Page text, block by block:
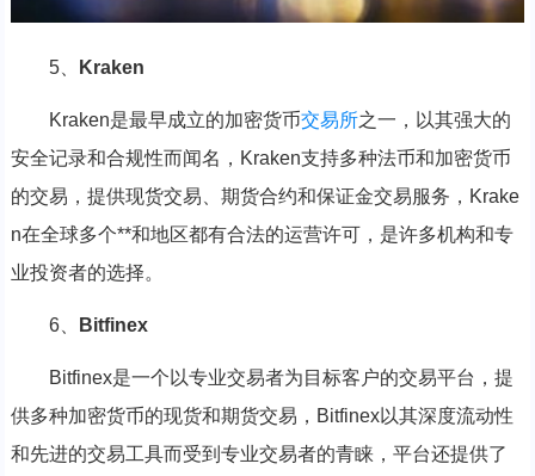
5、 Kraken
Kraken是最早成立的加密货币交易所之一，以其强大的
安全记录和合规性而闻名，Kraken支持多种法币和加密货币
的交易，提供现货交易、期货合约和保证金交易服务，Krake
n在全球多个**和地区都有合法的运营许可，是许多机构和专
业投资者的选择。
6、 Bitfinex
Bitfinex是一个以专业交易者为目标客户的交易平台，提
供多种加密货币的现货和期货交易，Bitfinex以其深度流动性
和先进的交易工具而受到专业交易者的青睐，平台还提供了